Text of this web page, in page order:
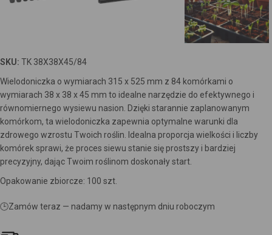
SKU: TK 38X38X45/84
Wielodoniczka o wymiarach 315 x 525 mm z 84 komórkami o
wymiarach 38 x 38 x 45 mm to idealne narzędzie do efektywnego i
równomiernego wysiewu nasion. Dzięki starannie zaplanowanym
komórkom, ta wielodoniczka zapewnia optymalne warunki dla
zdrowego wzrostu Twoich roślin. Idealna proporcja wielkości i liczby
komórek sprawi, że proces siewu stanie się prostszy i bardziej
precyzyjny, dając Twoim roślinom doskonały start.
Opakowanie zbiorcze: 100 szt.
🕒Zamów teraz — nadamy w następnym dniu roboczym